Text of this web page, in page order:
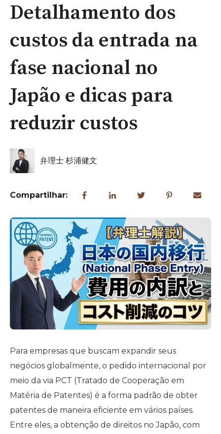
Detalhamento dos
custos da entrada na
fase nacional no
Japão e dicas para
reduzir custos
弁理士 杉浦健文
Compartilhar:
Para empresas que buscam expandir seus
negócios globalmente, o pedido internacional por
meio da via PCT (Tratado de Cooperação em
Matéria de Patentes) é a forma padrão de obter
patentes de maneira eficiente em vários países.
Entre eles, a obtenção de direitos no Japão, com